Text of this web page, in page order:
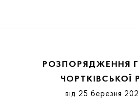
РОЗПОРЯДЖЕННЯ
ЧОРТКІВСЬКОЇ
від 25 березня